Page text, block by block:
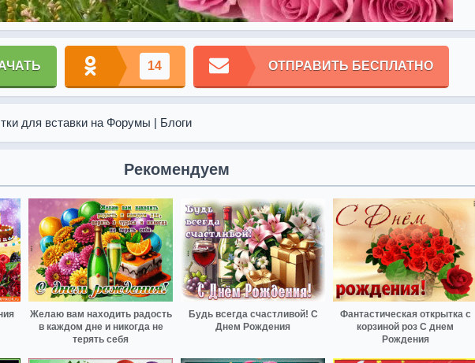
14 ОТПРАВИТЬ БЕСПЛАТНО
для вставки на Форумы | Блоги
Рекомендуем
Желаю вам находить радость
в каждом дне и никогда не
терять себя
Будь всегда счастливой! С
Днем Рождения
Фантастическая открытка с
корзиной роз С днем
Рождения